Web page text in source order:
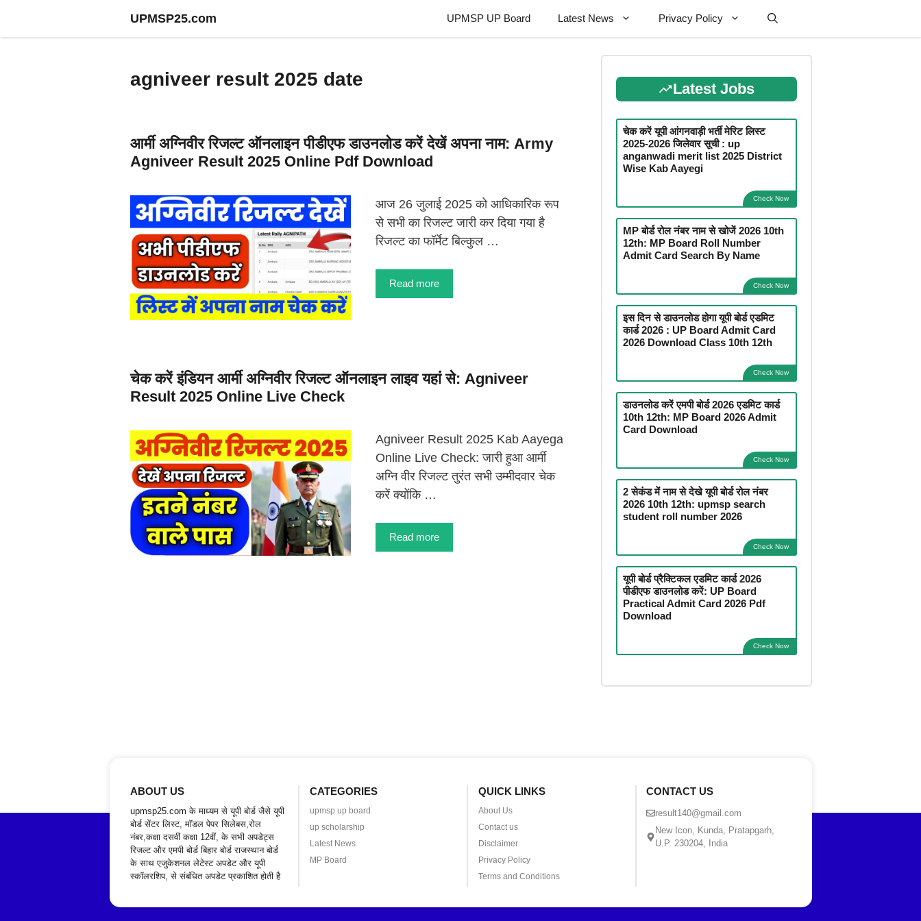
UPMSP25.com UPMSP UP Board Latest News Privacy Policy
agniveer result 2025 date
आर्मी अग्निवीर रिजल्ट ऑनलाइन पीडीएफ डाउनलोड करें देखें अपना नाम: Army
Agniveer Result 2025 Online Pdf Download
आज 26 जुलाई 2025 को आधिकारिक रूप
से सभी का रिजल्ट जारी कर दिया गया है
रिजल्ट का फॉर्मेट बिल्कुल …
Read more
चेक करें इंडियन आर्मी अग्निवीर रिजल्ट ऑनलाइन लाइव यहां से: Agniveer
Result 2025 Online Live Check
Agniveer Result 2025 Kab Aayega
Online Live Check: जारी हुआ आर्मी
अग्नि वीर रिजल्ट तुरंत सभी उम्मीदवार चेक
करें क्योंकि …
Read more
Latest Jobs
चेक करें यूपी आंगनवाड़ी भर्ती मेरिट लिस्ट
2025-2026 जिलेवार सूची : up
anganwadi merit list 2025 District
Wise Kab Aayegi
Check Now
MP बोर्ड रोल नंबर नाम से खोजें 2026 10th
12th: MP Board Roll Number
Admit Card Search By Name
Check Now
इस दिन से डाउनलोड होगा यूपी बोर्ड एडमिट
कार्ड 2026 : UP Board Admit Card
2026 Download Class 10th 12th
Check Now
डाउनलोड करें एमपी बोर्ड 2026 एडमिट कार्ड
10th 12th: MP Board 2026 Admit
Card Download
Check Now
2 सेकंड में नाम से देखे यूपी बोर्ड रोल नंबर
2026 10th 12th: upmsp search
student roll number 2026
Check Now
यूपी बोर्ड प्रैक्टिकल एडमिट कार्ड 2026
पीडीएफ डाउनलोड करें: UP Board
Practical Admit Card 2026 Pdf
Download
Check Now
ABOUT US
upmsp25.com के माध्यम से यूपी बोर्ड जैसे यूपी
बोर्ड सेंटर लिस्ट, मॉडल पेपर सिलेबस,रोल
नंबर,कक्षा दसवीं कक्षा 12वीं, के सभी अपडेट्स
रिजल्ट और एमपी बोर्ड बिहार बोर्ड राजस्थान बोर्ड
के साथ एजुकेशनल लेटेस्ट अपडेट और यूपी
स्कॉलरशिप, से संबंधित अपडेट प्रकाशित होती है
CATEGORIES
upmsp up board
up scholarship
Latest News
MP Board
QUICK LINKS
About Us
Contact us
Disclaimer
Privacy Policy
Terms and Conditions
CONTACT US
result140@gmail.com
New Icon, Kunda, Pratapgarh,
U.P. 230204, India